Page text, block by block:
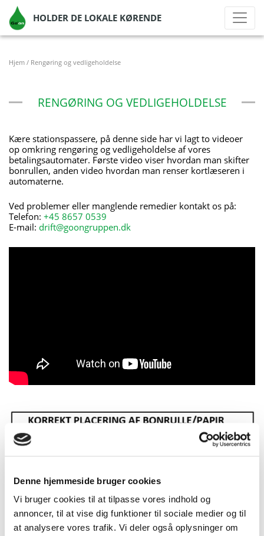
Denne hjemmeside bruger cookies
Vi bruger cookies til at tilpasse vores indhold og
annoncer, til at vise dig funktioner til sociale medier og til
at analysere vores trafik. Vi deler også oplysninger om
HOLDER DE LOKALE KØRENDE
Hjem / Rengøring og vedligeholdelse
RENGØRING OG VEDLIGEHOLDELSE
Kære stationspassere, på denne side har vi lagt to videoer
op omkring rengøring og vedligeholdelse af vores
betalingsautomater. Første video viser hvordan man skifter
bonrullen, anden video hvordan man renser kortlæseren i
automaterne.
Ved problemer eller manglende remedier kontakt os på:
Telefon: +45 8657 0539
E-mail: drift@goongruppen.dk